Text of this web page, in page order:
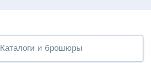
Каталоги и брошюры